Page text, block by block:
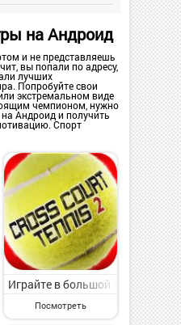
на Андроид
и не представляешь
вы попали по адресу,
лучших
Попробуйте свои
экстремальном виде
чемпионом, нужно
Андроид и получить
Спорт
на мобильный.
Играйте в большой теннис не
Посмотреть